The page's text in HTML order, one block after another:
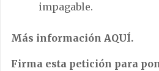
impagable.
Más información AQUÍ.
Firma esta petición para